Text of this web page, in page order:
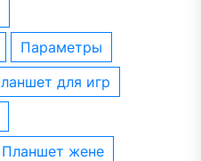
параметры
планшет для игр
планшет жене